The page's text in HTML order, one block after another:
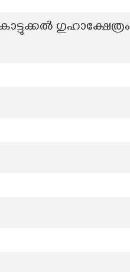
ഗുഹാക്ഷേത്രം